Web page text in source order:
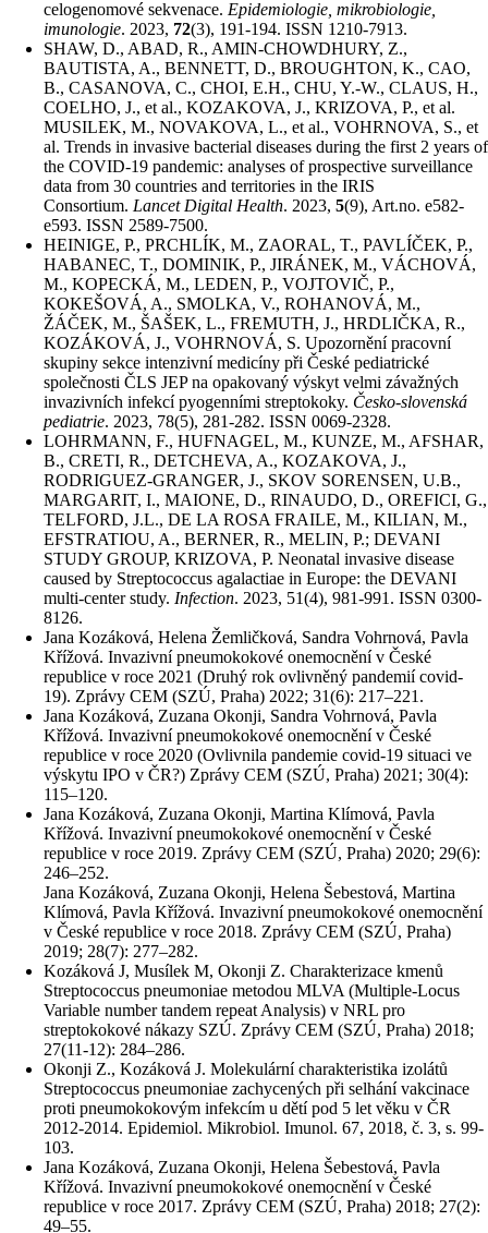
celogenomové sekvenace. Epidemiologie, mikrobiologie,
imunologie. 2023, 72(3), 191-194. ISSN 1210-7913.
SHAW, D., ABAD, R., AMIN-CHOWDHURY, Z.,
BAUTISTA, A., BENNETT, D., BROUGHTON, K., CAO,
B., CASANOVA, C., CHOI, E.H., CHU, Y.-W., CLAUS, H.,
COELHO, J., et al., KOZAKOVA, J., KRIZOVA, P., et al.
MUSILEK, M., NOVAKOVA, L., et al., VOHRNOVA, S., et
al. Trends in invasive bacterial diseases during the first 2 years of
the COVID-19 pandemic: analyses of prospective surveillance
data from 30 countries and territories in the IRIS
Consortium. Lancet Digital Health. 2023, 5(9), Art.no. e582-
e593. ISSN 2589-7500.
HEINIGE, P., PRCHLÍK, M., ZAORAL, T., PAVLÍČEK, P.,
HABANEC, T., DOMINIK, P., JIRÁNEK, M., VÁCHOVÁ,
M., KOPECKÁ, M., LEDEN, P., VOJTOVIČ, P.,
KOKEŠOVÁ, A., SMOLKA, V., ROHANOVÁ, M.,
ŽÁČEK, M., ŠAŠEK, L., FREMUTH, J., HRDLIČKA, R.,
KOZÁKOVÁ, J., VOHRNOVÁ, S. Upozornění pracovní
skupiny sekce intenzivní medicíny při České pediatrické
společnosti ČLS JEP na opakovaný výskyt velmi závažných
invazivních infekcí pyogenními streptokoky. Česko-slovenská
pediatrie. 2023, 78(5), 281-282. ISSN 0069-2328.
LOHRMANN, F., HUFNAGEL, M., KUNZE, M., AFSHAR,
B., CRETI, R., DETCHEVA, A., KOZAKOVA, J.,
RODRIGUEZ-GRANGER, J., SKOV SORENSEN, U.B.,
MARGARIT, I., MAIONE, D., RINAUDO, D., OREFICI, G.,
TELFORD, J.L., DE LA ROSA FRAILE, M., KILIAN, M.,
EFSTRATIOU, A., BERNER, R., MELIN, P.; DEVANI
STUDY GROUP, KRIZOVA, P. Neonatal invasive disease
caused by Streptococcus agalactiae in Europe: the DEVANI
multi-center study. Infection. 2023, 51(4), 981-991. ISSN 0300-
8126.
Jana Kozáková, Helena Žemličková, Sandra Vohrnová, Pavla
Křížová. Invazivní pneumokokové onemocnění v České
republice v roce 2021 (Druhý rok ovlivněný pandemií covid-
19). Zprávy CEM (SZÚ, Praha) 2022; 31(6): 217–221.
Jana Kozáková, Zuzana Okonji, Sandra Vohrnová, Pavla
Křížová. Invazivní pneumokokové onemocnění v České
republice v roce 2020 (Ovlivnila pandemie covid-19 situaci ve
výskytu IPO v ČR?) Zprávy CEM (SZÚ, Praha) 2021; 30(4):
115–120.
Jana Kozáková, Zuzana Okonji, Martina Klímová, Pavla
Křížová. Invazivní pneumokokové onemocnění v České
republice v roce 2019. Zprávy CEM (SZÚ, Praha) 2020; 29(6):
246–252.
Jana Kozáková, Zuzana Okonji, Helena Šebestová, Martina
Klímová, Pavla Křížová. Invazivní pneumokokové onemocnění
v České republice v roce 2018. Zprávy CEM (SZÚ, Praha)
2019; 28(7): 277–282.
Kozáková J, Musílek M, Okonji Z. Charakterizace kmenů
Streptococcus pneumoniae metodou MLVA (Multiple-Locus
Variable number tandem repeat Analysis) v NRL pro
streptokokové nákazy SZÚ. Zprávy CEM (SZÚ, Praha) 2018;
27(11-12): 284–286.
Okonji Z., Kozáková J. Molekulární charakteristika izolátů
Streptococcus pneumoniae zachycených při selhání vakcinace
proti pneumokokovým infekcím u dětí pod 5 let věku v ČR
2012-2014. Epidemiol. Mikrobiol. Imunol. 67, 2018, č. 3, s. 99-
103.
Jana Kozáková, Zuzana Okonji, Helena Šebestová, Pavla
Křížová. Invazivní pneumokokové onemocnění v České
republice v roce 2017. Zprávy CEM (SZÚ, Praha) 2018; 27(2):
49–55.